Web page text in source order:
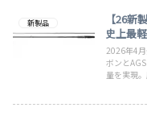
新製品
【26新
史上最
2026年4
ボンと
量を実現